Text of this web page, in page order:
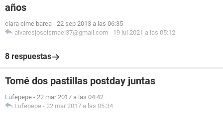
años
clara cime barea - 22 sep 2013 a las 06:35
alvaresjoseismael37@gmail.com - 19 jul 2021 a las 05:12
8 respuestas
Tomé dos pastillas postday juntas
Lufepepe - 22 mar 2017 a las 04:42
Lufepepe - 22 mar 2017 a las 05:34